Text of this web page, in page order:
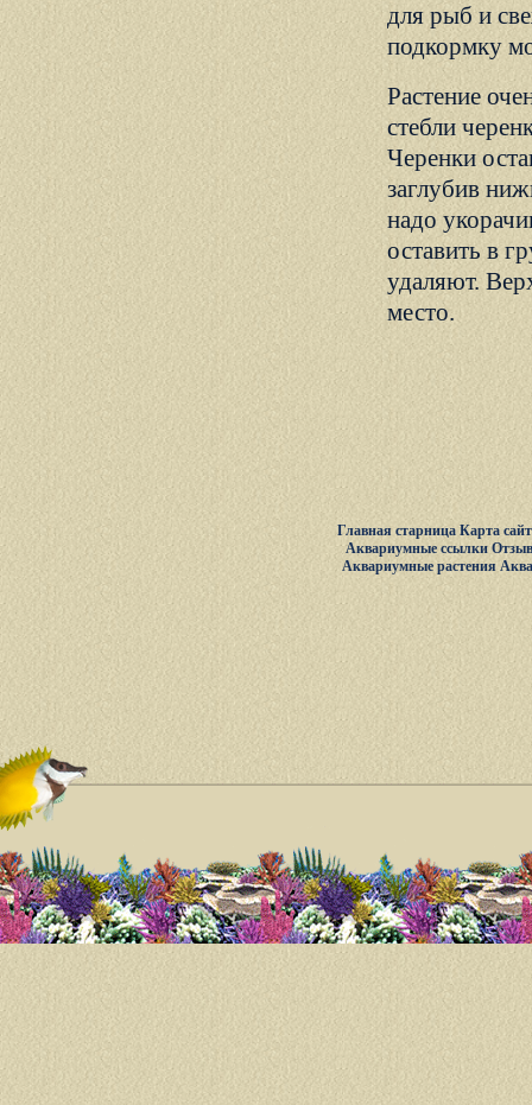
для рыб и
подкормку
Растение
стебли
Черенки
заглубив
надо
оставить в
удаляют.
место.
Главная старница Карта
Аквариумные ссылки
Аквариумные растения